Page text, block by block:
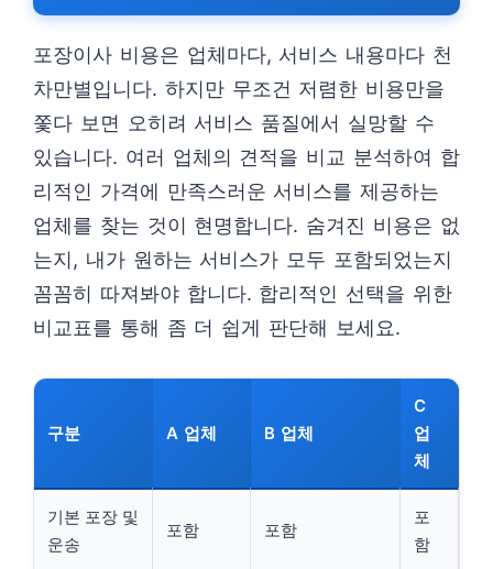
포장이사 비용은 업체마다, 서비스 내용마다 천
차만별입니다. 하지만 무조건 저렴한 비용만을
쫓다 보면 오히려 서비스 품질에서 실망할 수
있습니다. 여러 업체의 견적을 비교 분석하여 합
리적인 가격에 만족스러운 서비스를 제공하는
업체를 찾는 것이 현명합니다. 숨겨진 비용은 없
는지, 내가 원하는 서비스가 모두 포함되었는지
꼼꼼히 따져봐야 합니다. 합리적인 선택을 위한
비교표를 통해 좀 더 쉽게 판단해 보세요.
구분 A 업체 B 업체
C
업
체
기본 포장 및
운송
포함 포함
포
함